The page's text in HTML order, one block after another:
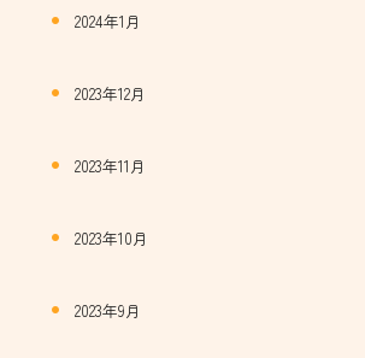
2024年1月
2023年12月
2023年11月
2023年10月
2023年9月